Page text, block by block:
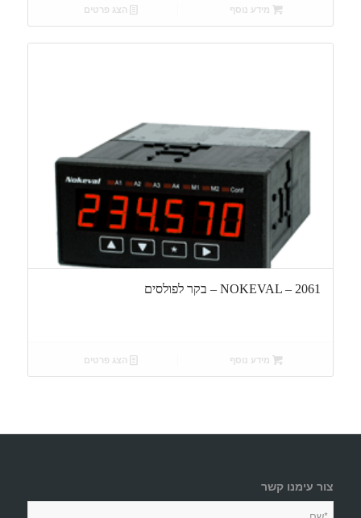
מידע נוסף הצג פרטים
NOKEVAL – 2061 – בקר לפולסים
מידע נוסף הצג פרטים
צור עימנו קשר